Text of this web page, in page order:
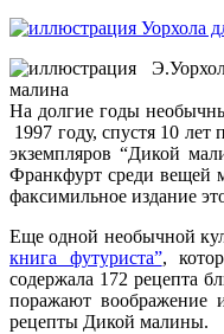
На долгие годы
1997 году, спустя 10
экземпляров “Дикой
Франкфурт среди вещей
факсимильное издание
Еще одной необычной
книга футуриста”,
содержала 172 рецепта
поражают воображение
рецепты Дикой малины.